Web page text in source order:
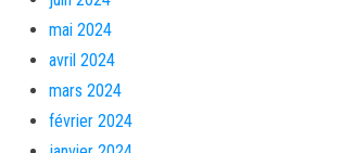
mai 2024
avril 2024
mars 2024
février 2024